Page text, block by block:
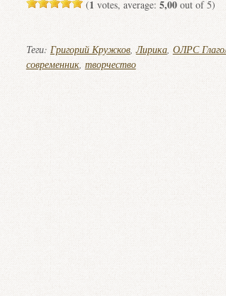
(1 votes, average: 5,00out of 5)
Теги: Григорий Кружков,Лирика, ОЛРС
современник, творчество